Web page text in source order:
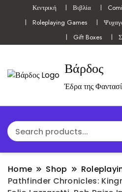
Κεντρική Βιβλία
Roleplaying Games
Gift Boxes
Βάρδος
Έδρα της
Home Shop
Pathfinder Chronicles: